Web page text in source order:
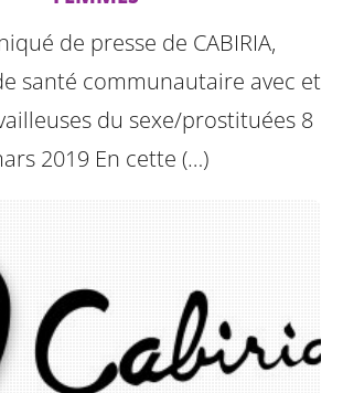
de presse de CABIRIA,
santé communautaire avec et
du sexe/prostituées 8
2019 En cette (…)